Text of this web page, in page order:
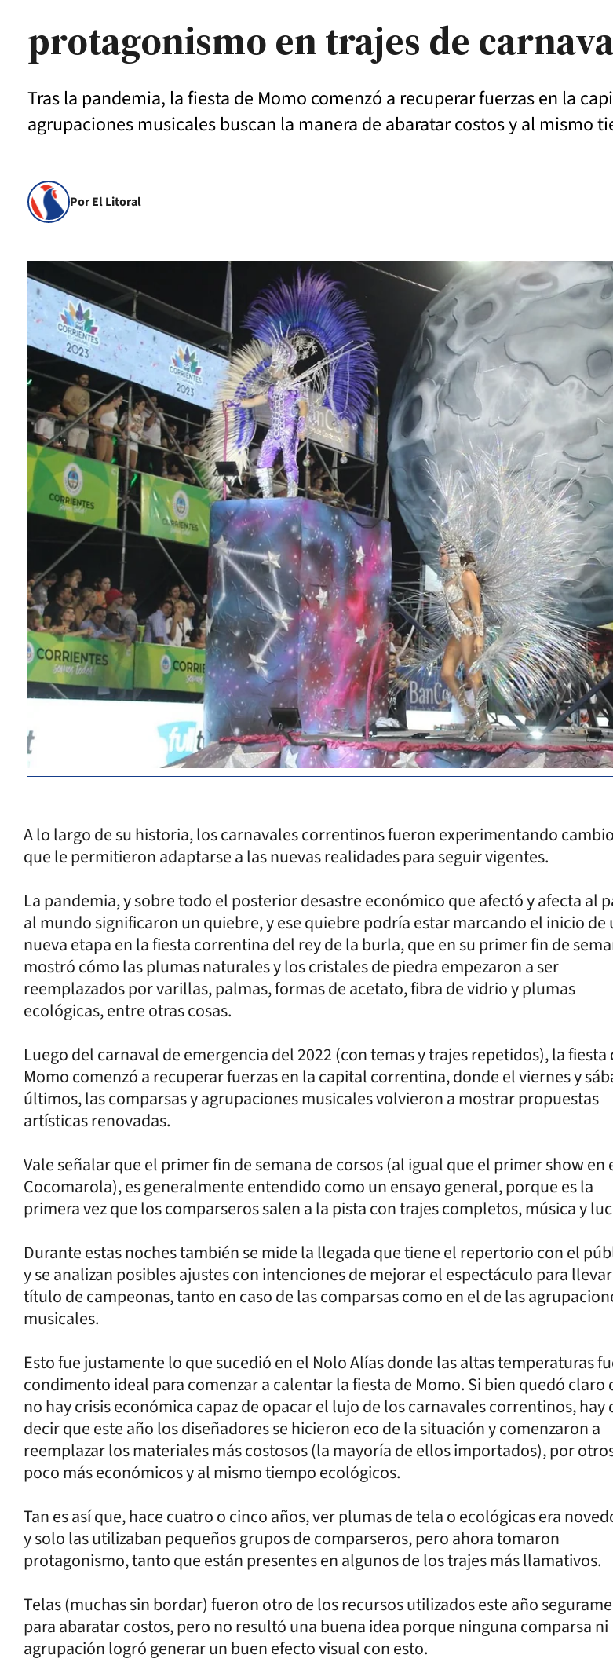
protagonismo en trajes de
Tras la pandemia, la fiesta de Momo comenzó a recuperar fuerzas en la
agrupaciones musicales buscan la manera de abaratar costos y al mismo
Por El Litoral
A lo largo de su historia, los carnavales correntinos fueron experimentando
que le permitieron adaptarse a las nuevas realidades para seguir vigentes.
La pandemia, y sobre todo el posterior desastre económico que afectó y afecta al
al mundo significaron un quiebre, y ese quiebre podría estar marcando el inicio de
nueva etapa en la fiesta correntina del rey de la burla, que en su primer fin de
mostró cómo las plumas naturales y los cristales de piedra empezaron a ser
reemplazados por varillas, palmas, formas de acetato, fibra de vidrio y plumas
ecológicas, entre otras cosas.
Luego del carnaval de emergencia del 2022 (con temas y trajes repetidos), la fiesta
Momo comenzó a recuperar fuerzas en la capital correntina, donde el viernes y
últimos, las comparsas y agrupaciones musicales volvieron a mostrar propuestas
artísticas renovadas.
Vale señalar que el primer fin de semana de corsos (al igual que el primer show en
Cocomarola), es generalmente entendido como un ensayo general, porque es la
primera vez que los comparseros salen a la pista con trajes completos, música y
Durante estas noches también se mide la llegada que tiene el repertorio con el
y se analizan posibles ajustes con intenciones de mejorar el espectáculo para
título de campeonas, tanto en caso de las comparsas como en el de las
musicales.
Esto fue justamente lo que sucedió en el Nolo Alías donde las altas temperaturas
condimento ideal para comenzar a calentar la fiesta de Momo. Si bien quedó claro
no hay crisis económica capaz de opacar el lujo de los carnavales correntinos, hay
decir que este año los diseñadores se hicieron eco de la situación y comenzaron a
reemplazar los materiales más costosos (la mayoría de ellos importados), por
poco más económicos y al mismo tiempo ecológicos.
Tan es así que, hace cuatro o cinco años, ver plumas de tela o ecológicas era
y solo las utilizaban pequeños grupos de comparseros, pero ahora tomaron
protagonismo, tanto que están presentes en algunos de los trajes más llamativos.
Telas (muchas sin bordar) fueron otro de los recursos utilizados este año
para abaratar costos, pero no resultó una buena idea porque ninguna comparsa ni
agrupación logró generar un buen efecto visual con esto.